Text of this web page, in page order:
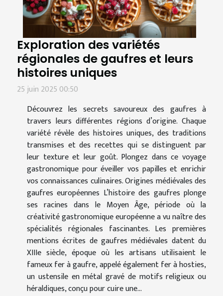
Exploration des variétés
régionales de gaufres et leurs
histoires uniques
25 juin 2025 00:50
Découvrez les secrets savoureux des gaufres à
travers leurs différentes régions d’origine. Chaque
variété révèle des histoires uniques, des traditions
transmises et des recettes qui se distinguent par
leur texture et leur goût. Plongez dans ce voyage
gastronomique pour éveiller vos papilles et enrichir
vos connaissances culinaires. Origines médiévales des
gaufres européennes L’histoire des gaufres plonge
ses racines dans le Moyen Âge, période où la
créativité gastronomique européenne a vu naître des
spécialités régionales fascinantes. Les premières
mentions écrites de gaufres médiévales datent du
XIIIe siècle, époque où les artisans utilisaient le
fameux fer à gaufre, appelé également fer à hosties,
un ustensile en métal gravé de motifs religieux ou
héraldiques, conçu pour cuire une...